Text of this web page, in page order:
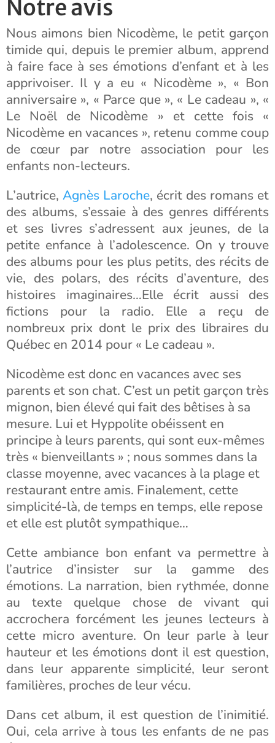
Notre avis
Nous aimons bien Nicodème, le petit garçon
timide qui, depuis le premier album, apprend
à faire face à ses émotions d’enfant et à les
apprivoiser. Il y a eu « Nicodème », « Bon
anniversaire », « Parce que », « Le cadeau », «
Le Noël de Nicodème » et cette fois «
Nicodème en vacances », retenu comme coup
de cœur par notre association pour les
enfants non-lecteurs.
L’autrice, Agnès Laroche, écrit des romans et
des albums, s’essaie à des genres différents
et ses livres s’adressent aux jeunes, de la
petite enfance à l’adolescence. On y trouve
des albums pour les plus petits, des récits de
vie, des polars, des récits d’aventure, des
histoires imaginaires…Elle écrit aussi des
fictions pour la radio. Elle a reçu de
nombreux prix dont le prix des libraires du
Québec en 2014 pour « Le cadeau ».
Nicodème est donc en vacances avec ses
parents et son chat. C’est un petit garçon très
mignon, bien élevé qui fait des bêtises à sa
mesure. Lui et Hyppolite obéissent en
principe à leurs parents, qui sont eux-mêmes
très « bienveillants » ; nous sommes dans la
classe moyenne, avec vacances à la plage et
restaurant entre amis. Finalement, cette
simplicité-là, de temps en temps, elle repose
et elle est plutôt sympathique…
Cette ambiance bon enfant va permettre à
l’autrice d’insister sur la gamme des
émotions. La narration, bien rythmée, donne
au texte quelque chose de vivant qui
accrochera forcément les jeunes lecteurs à
cette micro aventure. On leur parle à leur
hauteur et les émotions dont il est question,
dans leur apparente simplicité, leur seront
familières, proches de leur vécu.
Dans cet album, il est question de l’inimitié.
Oui, cela arrive à tous les enfants de ne pas